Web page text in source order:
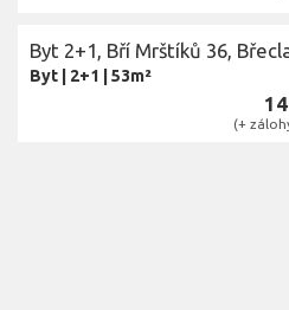
Byt 2+1, Bří Mrštíků 36,
Byt 2+1 53m²
(+